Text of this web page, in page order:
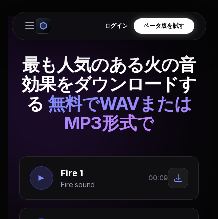
Open main menu
ログイン ベータ版を試す
最も人気のある火の音
効果をダウンロードす
る 無料でWAVまたは
MP3形式で
Fire 1
Fire sound
00:09